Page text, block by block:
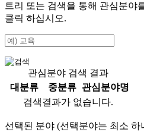
트리 또는 검색을 통해 관심분야
클릭 하십시오.
관심분야 검색 결과
대분류
중분류
관심분야명
검색결과가 없습니다.
선택된 분야 (선택분야는 최소